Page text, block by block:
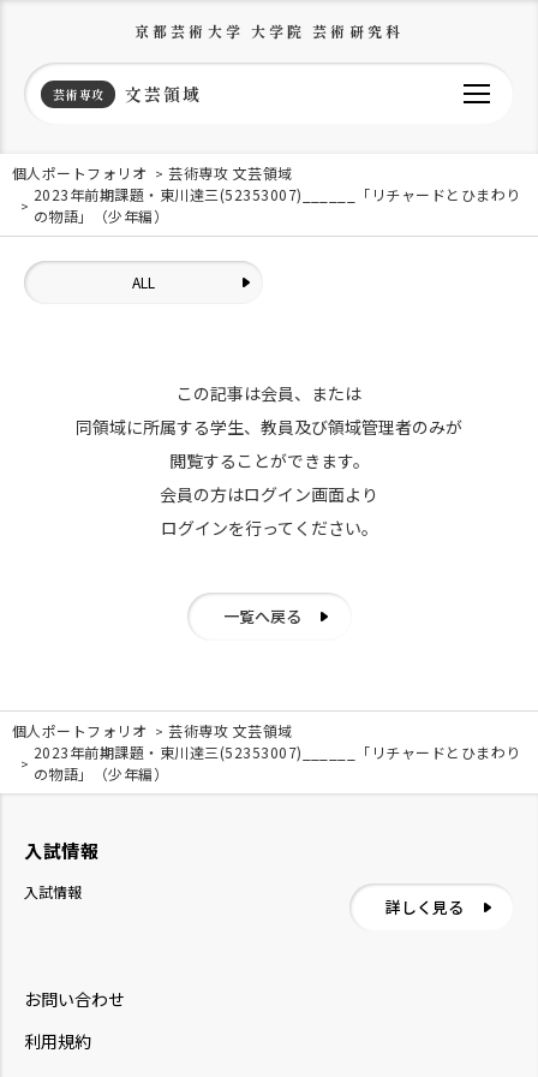
京都芸術大学 大学院 芸術研究科
芸術専攻 文芸領域
個人ポートフォリオ
芸術専攻 文芸領域
2023年前期課題・東川達三(52353007)______「リチャードとひまわり
の物語」（少年編）
ALL
この記事は会員、または
同領域に所属する学生、教員及び領域管理者のみが
閲覧することができます。
会員の方はログイン画面より
ログインを行ってください。
一覧へ戻る
個人ポートフォリオ
芸術専攻 文芸領域
2023年前期課題・東川達三(52353007)______「リチャードとひまわり
の物語」（少年編）
お問い合わせ
利用規約
入試情報
入試情報
詳しく見る